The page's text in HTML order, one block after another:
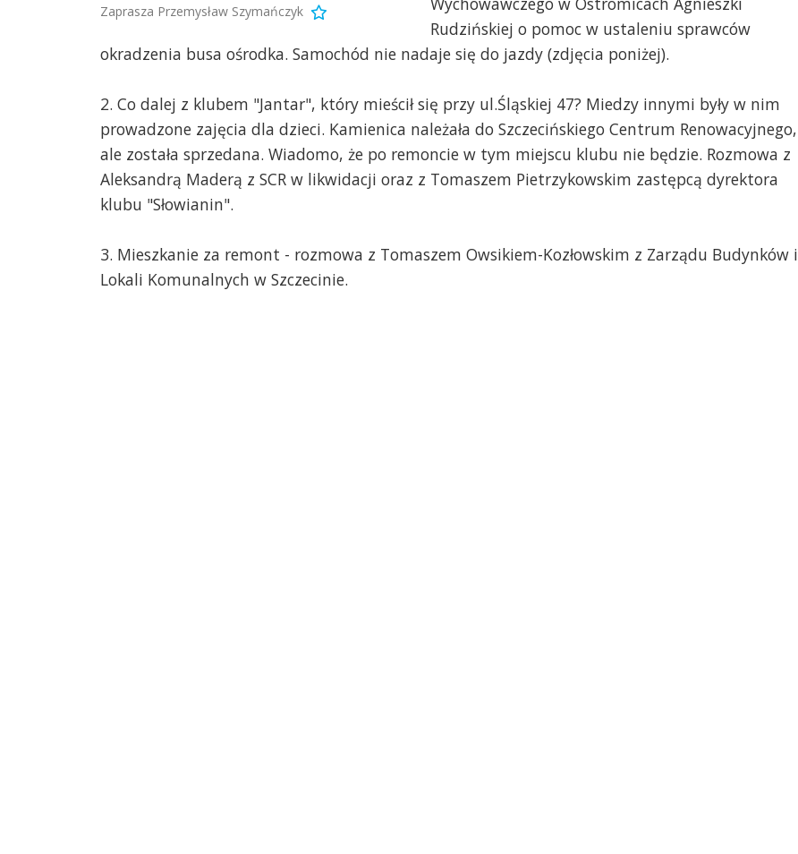
Zaprasza Przemysław Szymańczyk
Rudzińskiej o pomoc w ustaleniu sprawców
okradzenia busa ośrodka. Samochód nie nadaje się do jazdy (zdjęcia poniżej).
2. Co dalej z klubem "Jantar", który mieścił się przy ul.Śląskiej 47? Miedzy innymi były w nim
prowadzone zajęcia dla dzieci. Kamienica należała do Szczecińskiego Centrum Renowacyjnego,
ale została sprzedana. Wiadomo, że po remoncie w tym miejscu klubu nie będzie. Rozmowa z
Aleksandrą Maderą z SCR w likwidacji oraz z Tomaszem Pietrzykowskim zastępcą dyrektora
klubu "Słowianin".
3. Mieszkanie za remont - rozmowa z Tomaszem Owsikiem-Kozłowskim z Zarządu Budynków i
Lokali Komunalnych w Szczecinie.